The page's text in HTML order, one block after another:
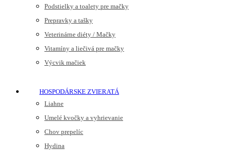
Podstielky a toalety pre mačky
Prepravky a tašky
Veterinárne diéty / Mačky
Vitamíny a liečivá pre mačky
Výcvik mačiek
HOSPODÁRSKE ZVIERATÁ
Liahne
Umelé kvočky a vyhrievanie
Chov prepelíc
Hydina